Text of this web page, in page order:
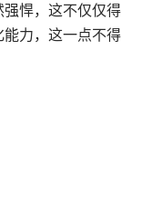
悍，这不仅仅得
力，这一点不得